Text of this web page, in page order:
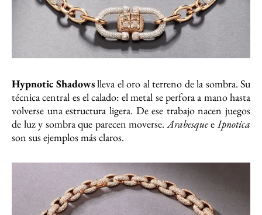
Hypnotic Shadowslleva el oro al terreno de la sombra. Su
técnica central es el calado: el metal se perfora a mano hasta
volverse una estructura ligera. De ese trabajo nacen juegos
de luz y sombra que parecen moverse.ArabesqueeIpnotica
son sus ejemplos más claros.